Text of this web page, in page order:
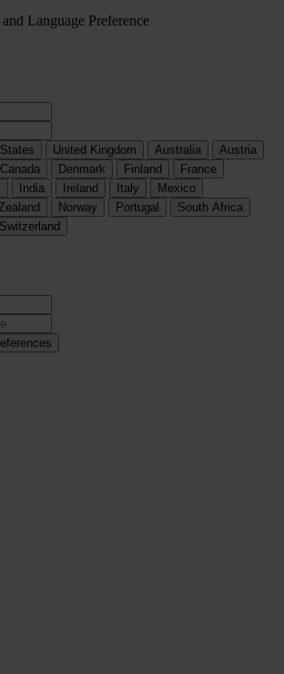
Language Preference
United Kingdom Australia
Austria
Canada Denmark Finland
France
India Ireland Italy
Mexico
Norway Portugal
South Africa
Switzerland